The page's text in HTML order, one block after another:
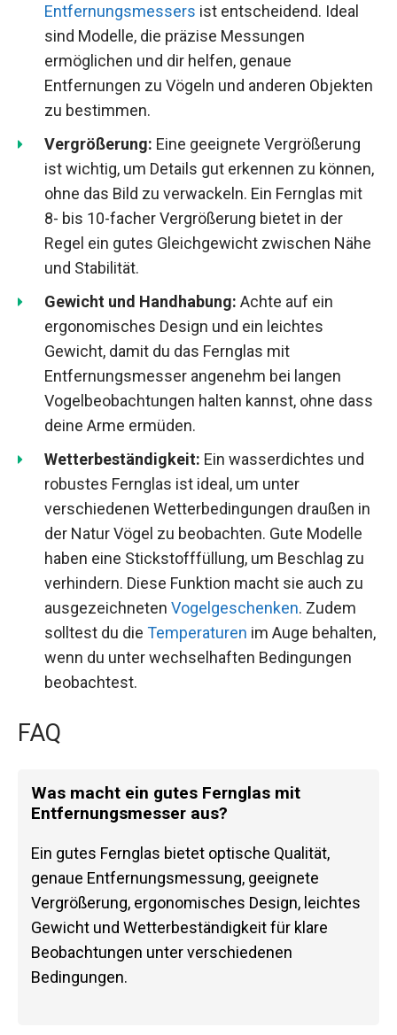
Entfernungsmessers ist entscheidend. Ideal
sind Modelle, die präzise Messungen
ermöglichen und dir helfen, genaue
Entfernungen zu Vögeln und anderen Objekten
zu bestimmen.
Vergrößerung: Eine geeignete Vergrößerung
ist wichtig, um Details gut erkennen zu können,
ohne das Bild zu verwackeln. Ein Fernglas mit
8- bis 10-facher Vergrößerung bietet in der
Regel ein gutes Gleichgewicht zwischen Nähe
und Stabilität.
Gewicht und Handhabung: Achte auf ein
ergonomisches Design und ein leichtes
Gewicht, damit du das Fernglas mit
Entfernungsmesser angenehm bei langen
Vogelbeobachtungen halten kannst, ohne dass
deine Arme ermüden.
Wetterbeständigkeit: Ein wasserdichtes und
robustes Fernglas ist ideal, um unter
verschiedenen Wetterbedingungen draußen in
der Natur Vögel zu beobachten. Gute Modelle
haben eine Stickstofffüllung, um Beschlag zu
verhindern. Diese Funktion macht sie auch zu
ausgezeichneten Vogelgeschenken. Zudem
solltest du die Temperaturen im Auge behalten,
wenn du unter wechselhaften Bedingungen
beobachtest.
FAQ
Was macht ein gutes Fernglas mit
Entfernungsmesser aus?
Ein gutes Fernglas bietet optische Qualität,
genaue Entfernungsmessung, geeignete
Vergrößerung, ergonomisches Design, leichtes
Gewicht und Wetterbeständigkeit für klare
Beobachtungen unter verschiedenen
Bedingungen.